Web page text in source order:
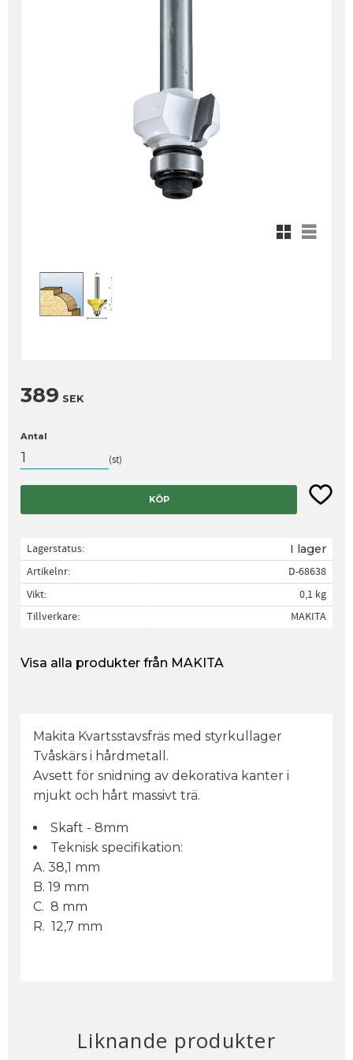
Rutnätsvy
Listvy
389 SEK
Antal
st
KÖP Lägg
Lagerstatus I lager
Artikelnr
D-68638
Vikt
0,1 kg
Tillverkare
MAKITA
Visa alla produkter från MAKITA
Makita Kvartsstavsfräs med styrkullager
Tvåskärs i hårdmetall.
Avsett för snidning av dekorativa kanter i
mjukt och hårt massivt trä.
Skaft - 8mm
Teknisk specifikation:
A. 38,1 mm
B. 19 mm
C. 8 mm
R. 12,7 mm
Liknande produkter